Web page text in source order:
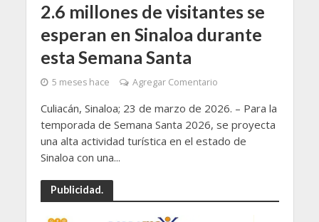
2.6 millones de visitantes se
esperan en Sinaloa durante
esta Semana Santa
5 meses hace Agregar Comentario
Culiacán, Sinaloa; 23 de marzo de 2026. – Para la
temporada de Semana Santa 2026, se proyecta
una alta actividad turística en el estado de
Sinaloa con una...
Publicidad.